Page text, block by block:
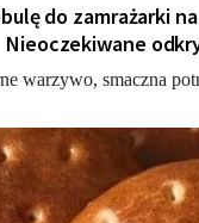
do zamrażarki
Nieoczekiwane
warzywo, smaczna